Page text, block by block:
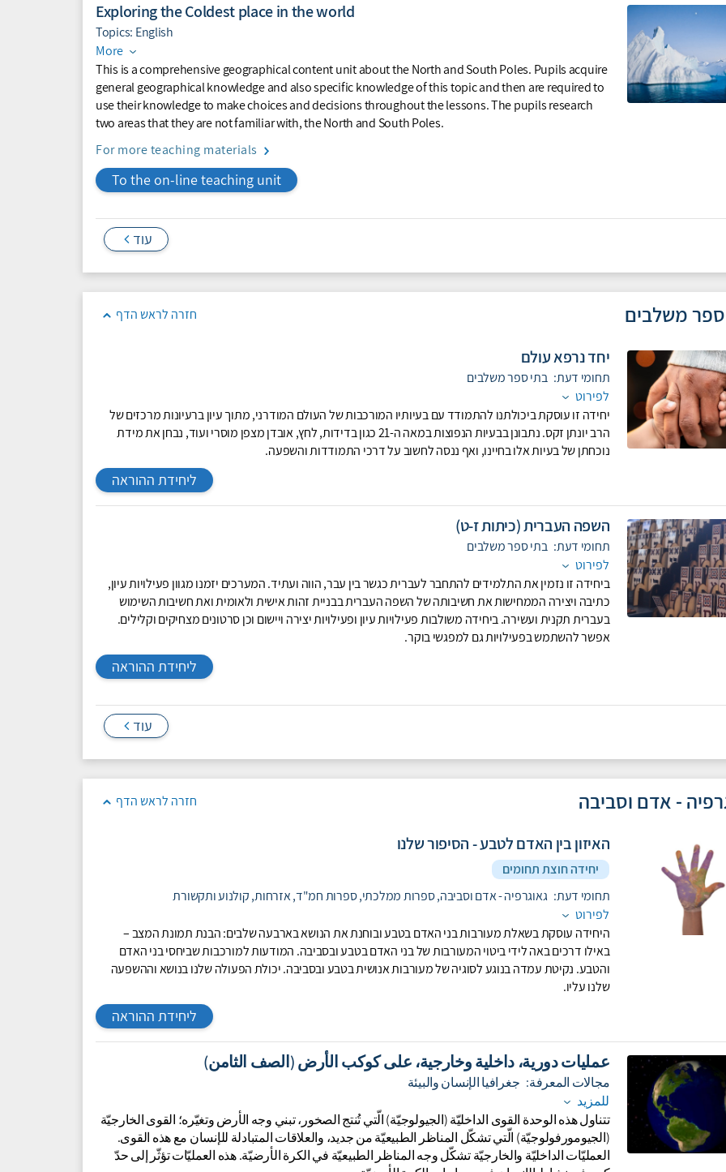
Exploring the Coldest place in the world
Topics: English
More
This is a comprehensive geographical content unit about the North and South Poles. Pupils acquire
general geographical knowledge and also specific knowledge of this topic and then are required to
use their knowledge to make choices and decisions throughout the lessons. The pupils research
two areas that they are not familiar with, the North and South Poles.
For more teaching materials
To the on-line teaching unit
עוד
חזרה לראש הדף משלבים
יחד נרפא עולם
תחומי דעת: בתי ספר משלבים
לפירוט
יחידה זו עוסקת ביכולתנו להתמודד עם בעיותיו המורכבות של העולם המודרני, מתוך עיון ברעיונות מרכזים של
הרב יונתן זקס. נתבונן בבעיות הנפוצות במאה ה-21 כגון בדידות, לחץ, אובדן מצפן מוסרי ועוד, נבחן את מידת
נוכחתן של בעיות אלו בחיינו, ואף ננסה לחשוב על דרכי התמודדות והשפעה.
ליחידת ההוראה
השפה העברית (כיתות ז-ט)
תחומי דעת: בתי ספר משלבים
לפירוט
ביחידה זו נזמין את התלמידים להתחבר לעברית כגשר בין עבר, הווה ועתיד. המערכים יזמנו מגוון פעילויות עיון,
כתיבה ויצירה הממחישות את חשיבותה של השפה העברית בבניית זהות אישית ולאומית ואת חשיבות השימוש
בעברית תקנית ועשירה. ביחידה משולבות פעילויות עיון ופעילויות יצירה ויישום וכן סרטונים מצחיקים וקלילים.
אפשר להשתמש בפעילויות גם למפגשי בוקר.
ליחידת ההוראה
עוד
חזרה לראש הדף - אדם וסביבה
האיזון בין האדם לטבע - הסיפור שלנו
יחידה חוצת תחומים
תחומי דעת: גאוגרפיה - אדם וסביבה,ספרות ממלכתי,ספרות חמ"ד,אזרחות,קולנוע ותקשורת
לפירוט
היחידה עוסקת בשאלת מעורבות בני האדם בטבע ובוחנת את הנושא בארבעה שלבים: הבנת תמונת המצב –
באילו דרכים באה לידי ביטוי המעורבות של בני האדם בטבע ובסביבה. המודעות למורכבות שביחסי בני האדם
והטבע. נקיטת עמדה בנוגע לסוגיה של מעורבות אנושית בטבע ובסביבה. יכולת הפעולה שלנו בנושא וההשפעה
שלנו עליו.
ליחידת ההוראה
عمليات دورية، داخلية وخارجية، على كوكب الأرض (الصف الثامن)
مجالات المعرفة: جغرافيا الإنسان والبيئة
للمزيد
تتناول هذه الوحدة القوى الداخليّة ‎(الجيولوجيّة)‎ الّتي تُنتج الصخور، تبني وجه الأرض وتغيّره؛ القوى الخارجيّة
العمليّات الداخليّة والخارجيّة تشكّل وجه المناظر الطبيعيّة في الكرة الأرضيّة. هذه العمليّات تؤثّر إلى حدّ